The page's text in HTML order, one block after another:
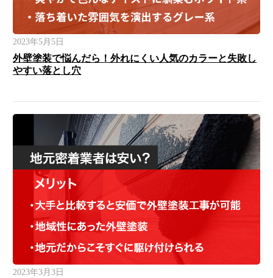
2023年5月5日
外壁塗装で悩んだら！外れにくい人気のカラーと失敗し
やすい落とし穴
2023年3月3日